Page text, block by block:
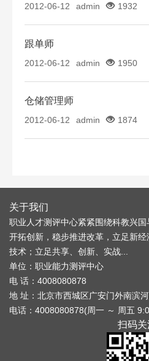
2012-06-12 admin 1932
跟单师
2012-06-12 admin 1950
仓储管理师
2012-06-12 admin 1874
关于我们
职业人才测评中心紧紧围绕科教兴
开拓创新，稳步推进改革，立足新
技术；立足共享、创新、实战...
单位：职业能力测评中心
电 话：4008080878
地 址：北京市西城区广安门外南滨
电话：4008080878(周一 ～ 周五
扫码关